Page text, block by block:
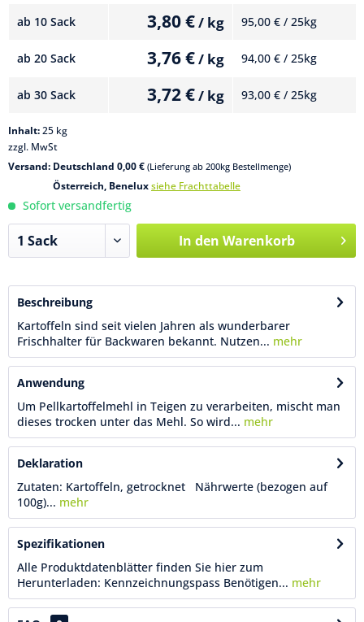
ab 10 Sack 3,80 €/ kg 95,00 € / 25kg
ab 20 Sack 3,76 €/ kg 94,00 € / 25kg
ab 30 Sack 3,72 €/ kg 93,00 € / 25kg
Inhalt:25 kg
zzgl. MwSt
Versand: Deutschland 0,00 € (Lieferung ab 200kg Bestellmenge)
Österreich, Beneluxsiehe Frachttabelle
Sofort versandfertig
In den Warenkorb
Beschreibung
Kartoffeln sind seit vielen Jahren als wunderbarer
Frischhalter für Backwaren bekannt. Nutzen... mehr
Anwendung
Um Pellkartoffelmehl in Teigen zu verarbeiten, mischt man
dieses trocken unter das Mehl. So wird... mehr
Deklaration
Zutaten: Kartoffeln, getrocknet Nährwerte (bezogen auf
100g)... mehr
Spezifikationen
Alle Produktdatenblätter finden Sie hier zum
Herunterladen: Kennzeichnungspass Benötigen... mehr